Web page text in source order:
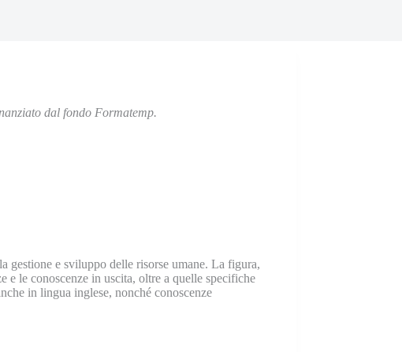
dal fondo Formatemp.
gestione e sviluppo delle risorse umane. La figura,
e le conoscenze in uscita, oltre a quelle specifiche
in lingua inglese, nonché conoscenze